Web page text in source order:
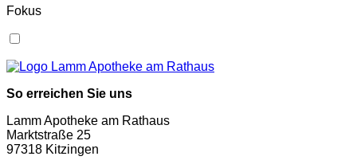
Fokus
So erreichen Sie uns
Lamm Apotheke am Rathaus
Marktstraße 25
97318 Kitzingen